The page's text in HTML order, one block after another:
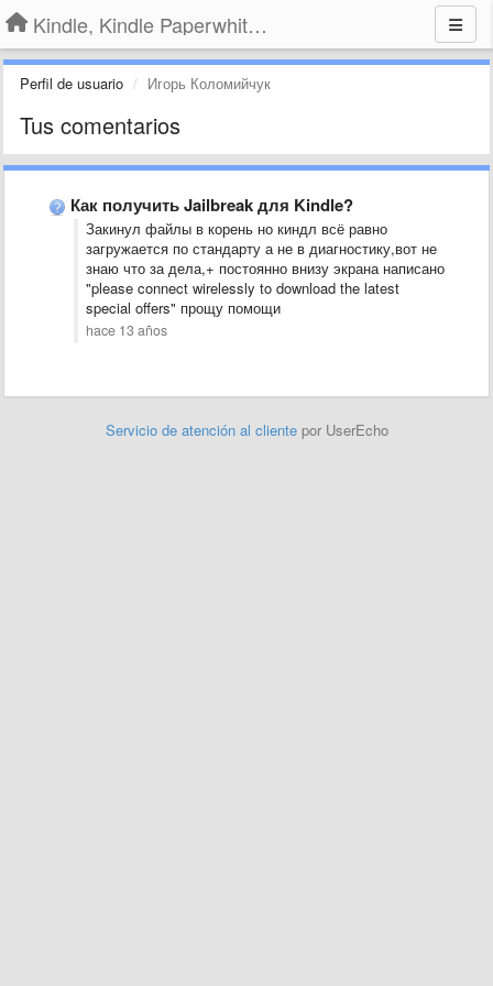
Kindle, Kindle Paperwhite, Kindle Voyage
Perfil de usuario Игорь Коломийчук
Tus comentarios
Как получить Jailbreak для Kindle?
Закинул файлы в корень но киндл всё равно
загружается по стандарту а не в диагностику,вот не
знаю что за дела,+ постоянно внизу экрана написано
"please connect wirelessly to download the latest
special offers" прощу помощи
hace 13 años
Servicio de atención al cliente por UserEcho